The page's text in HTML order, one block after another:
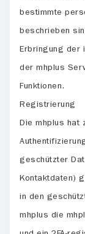
bestimmte
beschrieben
Erbringung der
der mhplus
Funktionen.
Registrierung
Die mhplus hat
geschützter
Kontaktdaten)
in den
mhplus die